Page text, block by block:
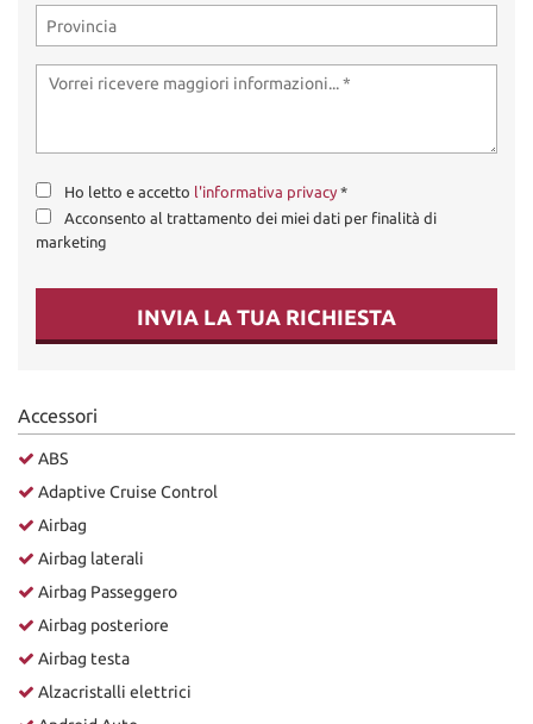
Ho letto e accetto l'informativa privacy *
Acconsento al trattamento dei miei dati per finalità di
marketing
INVIA LA TUA RICHIESTA
Accessori
ABS
Adaptive Cruise Control
Airbag
Airbag laterali
Airbag Passeggero
Airbag posteriore
Airbag testa
Alzacristalli elettrici